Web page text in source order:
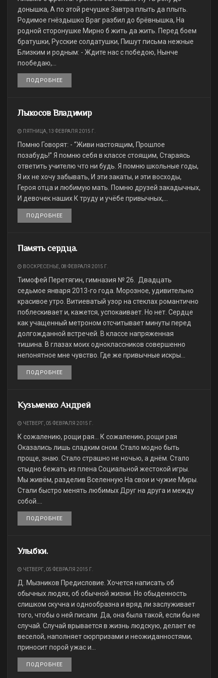
донышка, А по этой речушке Завтра плыть да плыть.
Родимое гнёздышко Враг разбил до брёвнышка, На
родной сторонушке Мирно б жить да жить. Перед боем
братушки, Русские солдатушки, Пишут письма нежные
Близким и родным: - Ждите нас с победою, Нынче
пообедаю,...
ПОДРОБНЕЕ
Лыкосов Владимир
ПЯТНИЦА, 13 ФЕВРАЛЯ 2015 Г.
Помню Говорят: - “Живи настоящим, Прошлое
позабудь!” Я помню себя в классе стоящим, Стараясь
ответить учителю что ни будь. Я помню школьные годы,
Я их не хочу забывать, И эти закаты, и эти восходы,
Героя отца и любимую мать. Помню друзей закадычных,
И девочек наших К труду и учёбе привычных,...
ПОДРОБНЕЕ
Память сердца.
ВОСКРЕСЕНЬЕ, 08 ФЕВРАЛЯ 2015 Г.
Тимофей Перетягин, гимназия № 26. Двадцать
седьмое января 2013-го года. Морозное, удивительно
красивое утро. Витиеватый узор на стеклах романтично
поблескивает и, кажется, успокаивает. Но нет. Сердце
как учащенный метроном отсчитывает минуты перед
долгожданной встречей. В классе напряженная
тишина. В глазах моих одноклассников совершенно
непонятное мне чувство. Где же привычные искры...
ПОДРОБНЕЕ
Кузьменко Андрей
ЧЕТВЕРГ, 05 ФЕВРАЛЯ 2015 Г.
К сожалению, рощи рая... К сожалению, рощи рая
Оказались лишь сладким сном. Стало модно быть
проще, знаю. Стало страшно не ночью, а днём. Стало
стыдно бежать из плена Социальной жестокой игры.
Мы живём, разделив Вселенную На свои и чужие Миры.
Стали быстро менять любимых Друг на друга и между
собой....
ПОДРОБНЕЕ
Улыбки.
ЧЕТВЕРГ, 05 ФЕВРАЛЯ 2015 Г.
Д. Мызников Предисловие. Хочется написать об
обычных людях, об обычной жизни. Но обыденность
слишком скучна и однообразна и вряд ли заслуживает
того, чтобы о ней писали. Да, она была такой, если бы не
случай. Случай врывается в жизнь людскую, делает ее
веселой, наполняет сюрпризами и неожиданностями,
приносит порой ужас и...
ПОДРОБНЕЕ